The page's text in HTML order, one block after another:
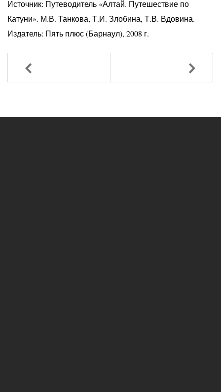
Источник: Путеводитель «Алтай. Путешествие по
Катуни». М.В. Танкова, Т.И. Злобина, Т.В. Вдовина.
Издатель: Пять плюс (Барнаул), 2008 г.
Назад Вперед